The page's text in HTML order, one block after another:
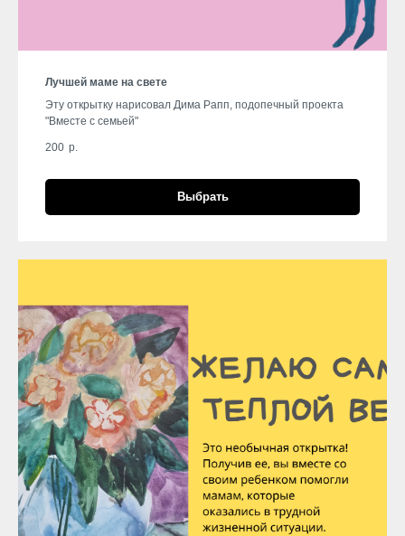
Лучшей маме на свете
Эту открытку нарисовал Дима Рапп, подопечный проекта
"Вместе с семьей"
200 р.
Выбрать